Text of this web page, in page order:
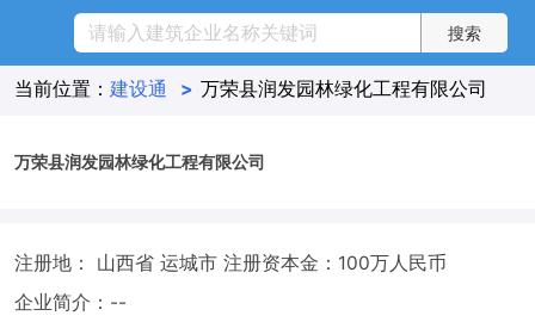
当前位置： 建设通 > 万荣县润发园林绿化工程有限公司
万荣县润发园林绿化工程有限公司
注册地： 山西省 运城市 注册资本金：100万人民币
企业简介：--